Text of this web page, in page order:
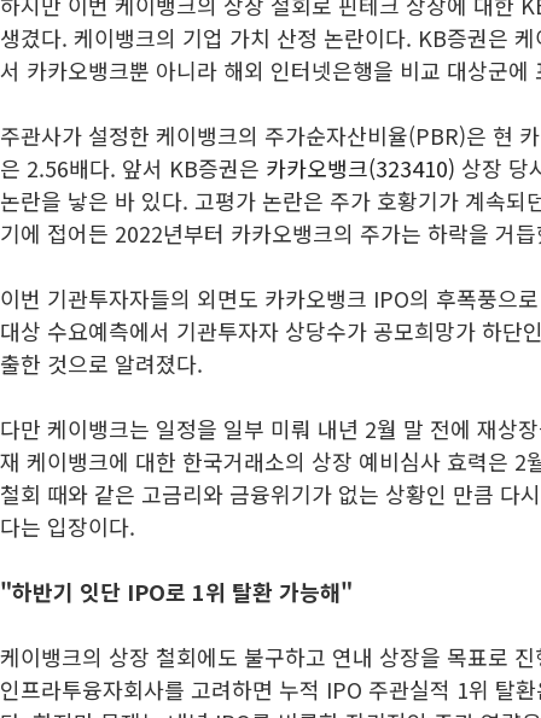
생겼다. 케이뱅크의 기업 가치 산정 논란이다. KB증권은
서 카카오뱅크뿐 아니라 해외 인터넷은행을 비교 대상군에
주관사가 설정한 케이뱅크의 주가순자산비율(PBR)은 현
은 2.56배다. 앞서 KB증권은 카카오뱅크(323410) 상장 당
논란을 낳은 바 있다. 고평가 논란은 주가 호황기가 계속되
기에 접어든 2022년부터 카카오뱅크의 주가는 하락을 거
이번 기관투자자들의 외면도 카카오뱅크 IPO의 후폭풍으
대상 수요예측에서 기관투자자 상당수가 공모희망가 하단
출한 것으로 알려졌다.
다만 케이뱅크는 일정을 일부 미뤄 내년 2월 말 전에 재상
재 케이뱅크에 대한 한국거래소의 상장 예비심사 효력은 2
철회 때와 같은 고금리와 금융위기가 없는 상황인 만큼 다
다는 입장이다.
"하반기 잇단 IPO로 1위 탈환 가능해"
케이뱅크의 상장 철회에도 불구하고 연내 상장을 목표로
인프라투융자회사를 고려하면 누적 IPO 주관실적 1위 탈